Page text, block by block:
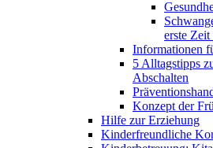
erste Zeit
Informationen
5 Alltagstipps
Abschalten
Konzept der
Hilfe zur Erziehung
Kinderfreundliche